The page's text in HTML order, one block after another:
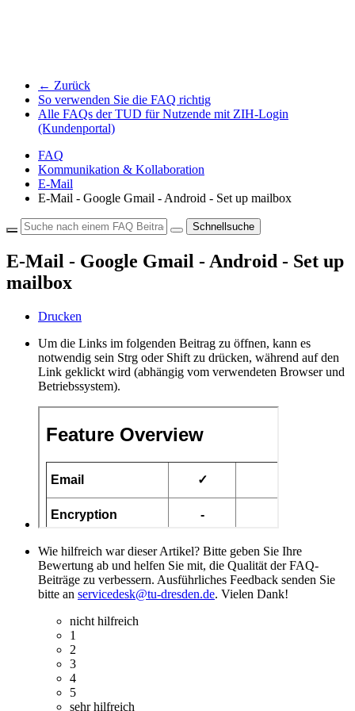
← Zurück
So verwenden Sie die FAQ richtig
Alle FAQs der TUD für Nutzende mit ZIH-Login
(Kundenportal)
FAQ
Kommunikation & Kollaboration
E-Mail
E-Mail - Google Gmail - Android - Set up mailbox
Schnellsuche
E-Mail - Google Gmail - Android - Set up
mailbox
Drucken
Um die Links im folgenden Beitrag zu öffnen, kann es
notwendig sein Strg oder Shift zu drücken, während auf den
Link geklickt wird (abhängig vom verwendeten Browser und
Betriebssystem).
Wie hilfreich war dieser Artikel? Bitte geben Sie Ihre
Bewertung ab und helfen Sie mit, die Qualität der FAQ-
Beiträge zu verbessern. Ausführliches Feedback senden Sie
bitte an servicedesk@tu-dresden.de. Vielen Dank!
nicht hilfreich
1
2
3
4
5
sehr hilfreich